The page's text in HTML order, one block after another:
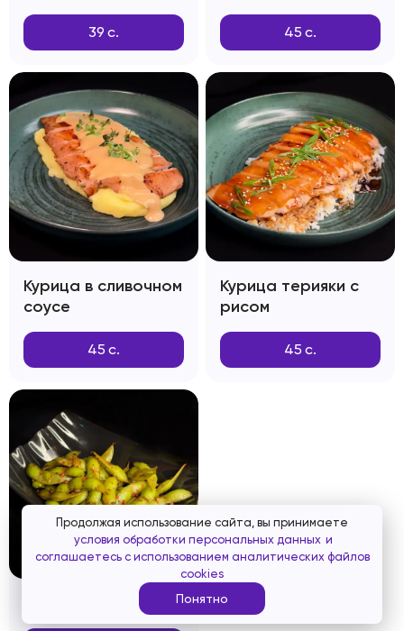
39 с. 45 с.
Курица в сливочном
соусе
45 с.
Курица терияки с
рисом
45 с.
Продолжая использование сайта, вы принимаете
условия обработки персональных данных и
соглашаетесь с использованием аналитических файлов
cookies
Понятно